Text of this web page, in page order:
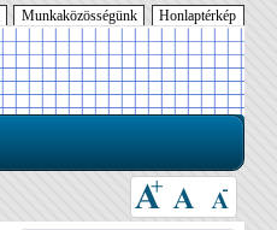
Honlaptérkép
Munkaközösségünk